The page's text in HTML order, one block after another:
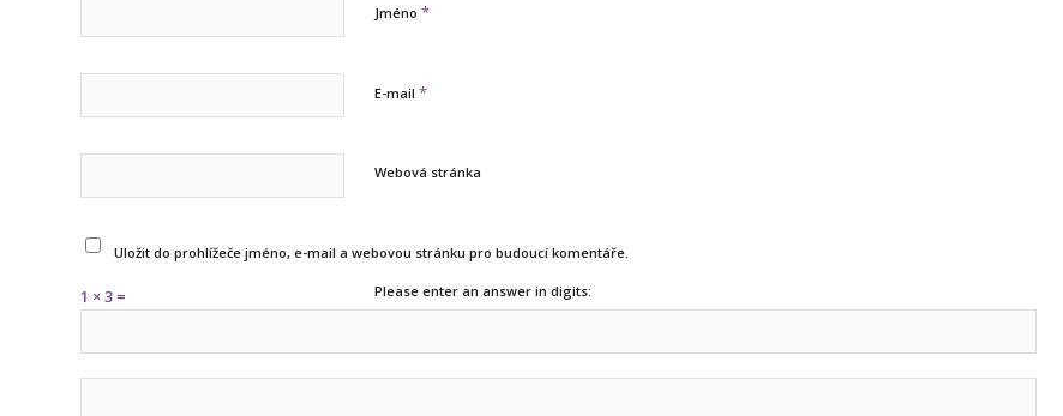
Jméno *
E-mail *
Webová stránka
Uložit do prohlížeče jméno, e-mail a webovou stránku pro budoucí komentáře.
Please enter an answer in digits:
1 × 3 =